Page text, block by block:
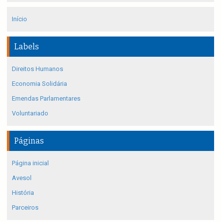
Início
Labels
Direitos Humanos
Economia Solidária
Emendas Parlamentares
Voluntariado
Páginas
Página inicial
Avesol
História
Parceiros